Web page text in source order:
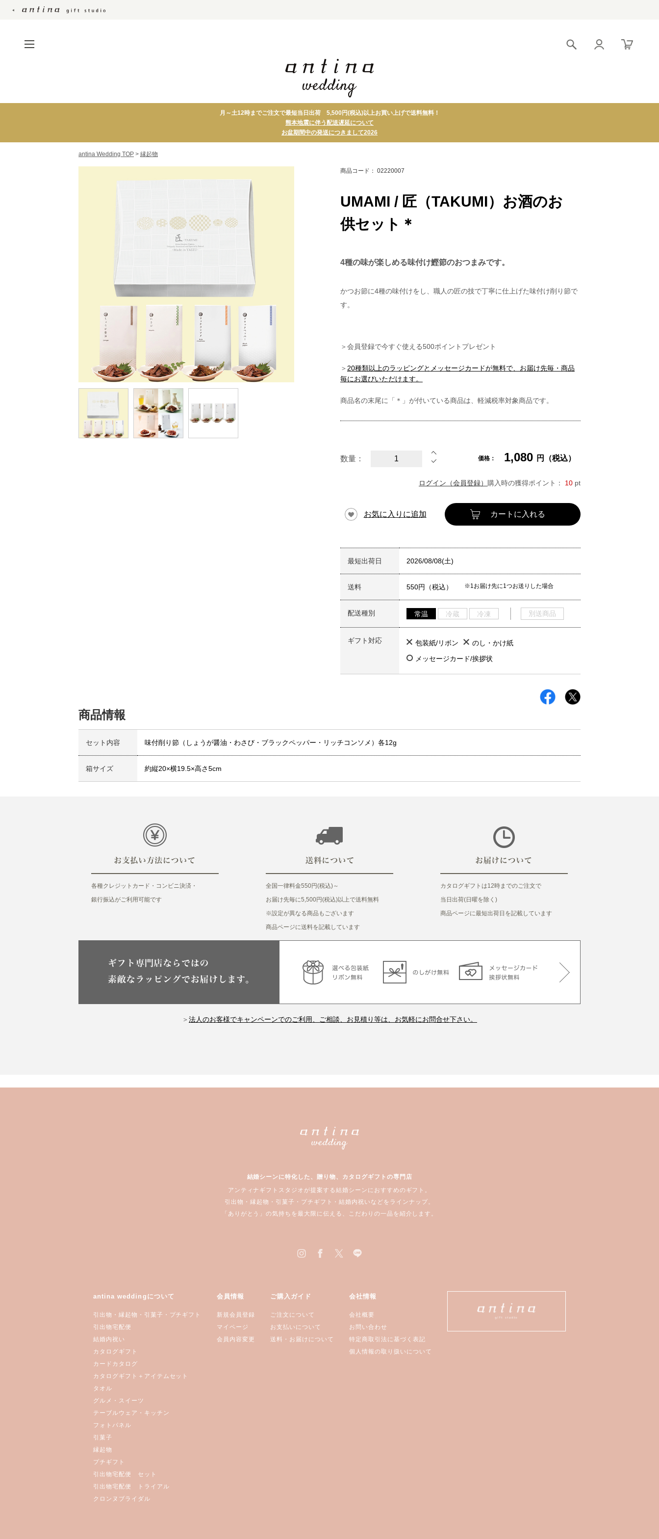
カタログギフト
タオル
グルメ・スイーツ
テーブルウェア・キッ
引菓子
月～土12時までご注文で最短当日出荷 5,500円(税込)以上お買い上げで送料無料！
熊本地震に伴う配送遅延について
お盆期間中の発送につきまして2026
antina Wedding TOP > 縁起物
商品コード： 02220007
UMAMI / 匠（TAKUMI）お酒のお
供セット＊
4種の味が楽しめる味付け鰹節のおつまみです。
かつお節に4種の味付けをし、職人の匠の技で丁寧に仕上げた味付け削り節で
す。
＞会員登録で今すぐ使える500ポイントプレゼント
＞ 20種類以上のラッピングとメッセージカードが無料で、お届け先毎・商品
毎にお選びいただけます。
商品名の末尾に「＊」が付いている商品は、軽減税率対象商品です。
数量： 価格： 1,080 円（税込）
ログイン（会員登録） 購入時の獲得ポイント： 10 pt
お気に入りに追加 カートに入れる
最短出荷日 2026/08/08(土)
送料 550円（税込） ※1お届け先に1つお送りした場合
配送種別 常温 冷蔵 冷凍 別送商品
ギフト対応 包装紙/リボン
のし・かけ紙
メッセージカード/挨拶状
商品情報
セット内容 味付削り節（しょうが醤油・わさび・ブラックペッパー・リッチコンソメ）各12g
箱サイズ 約縦20×横19.5×高さ5cm
各種クレジットカード・コンビニ決済・
銀行振込がご利用可能です
全国一律料金550円(税込)～
お届け先毎に5,500円(税込)以上で送料無料
※設定が異なる商品もございます
商品ページに送料を記載しています
カタログギフトは12時までのご注文で
当日出荷(日曜を除く)
商品ページに最短出荷日を記載しています
＞法人のお客様でキャンペーンでのご利用、ご相談、お見積り等は、お気軽にお問合せ下さい。
結婚シーンに特化した、贈り物、カタログギフトの専門店
アンティナギフトスタジオが提案する結婚シーンにおすすめのギフト。
引出物・縁起物・引菓子・プチギフト・結婚内祝いなどをラインナップ。
「ありがとう」の気持ちを最大限に伝える、こだわりの一品を紹介します。
antina weddingについて
引出物・縁起物・引菓子・プチギフト
引出物宅配便
結婚内祝い
カタログギフト
カードカタログ
カタログギフト＋アイテムセット
タオル
グルメ・スイーツ
テーブルウェア・キッチン
フォトパネル
引菓子
縁起物
プチギフト
引出物宅配便 セット
引出物宅配便 トライアル
クロンヌブライダル
会員情報
新規会員登録
マイページ
会員内容変更
ご購入ガイド
ご注文について
お支払いについて
送料・お届けについて
会社情報
会社概要
お問い合わせ
特定商取引法に基づく表記
個人情報の取り扱いについて